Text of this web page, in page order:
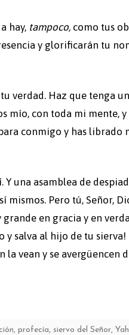
hay, tampoco, como tus
y glorificarán tu
verdad. Haz que tenga
mío, con toda mi mente,
conmigo y has librado
una asamblea de
Pero tú, Señor,
en gracia y en
salva al hijo de tu
vean y se avergüencen
, profecía, siervo del Señor,